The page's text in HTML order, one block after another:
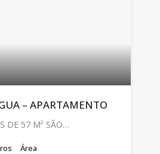
– APARTAMENTO
DE 57 M² SÃO…
Área